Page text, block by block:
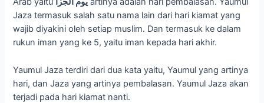
Jaza termasuk salah satu nama lain dari hari kiamat yang
wajib diyakini oleh setiap muslim. Dan termasuk ke dalam
rukun iman yang ke 5, yaitu iman kepada hari akhir.
Yaumul Jaza terdiri dari dua kata yaitu, Yaumul yang artinya
hari, dan Jaza yang artinya pembalasan. Yaumul Jaza akan
terjadi pada hari kiamat nanti.